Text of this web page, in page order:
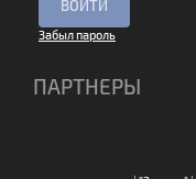
Забыл пароль
ПАРТНЕРЫ